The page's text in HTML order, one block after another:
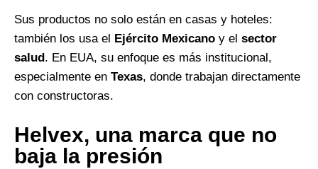
Sus productos no solo están en casas y hoteles:
también los usa el
Ejército Mexicano y el sector
salud . En EUA, su enfoque es más institucional,
especialmente en Texas, donde trabajan directamente
con constructoras.
Helvex, una marca que no
baja la presión